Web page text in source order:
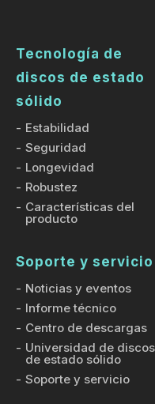
Tecnología de
discos de estado
sólido
Estabilidad
Seguridad
Longevidad
Robustez
Características del
producto
Soporte y servicio
Noticias y eventos
Informe técnico
Centro de descargas
Universidad de discos
de estado sólido
Soporte y servicio